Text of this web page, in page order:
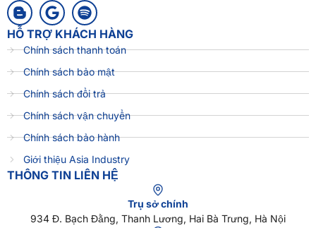
HỖ TRỢ KHÁCH HÀNG
Chính sách thanh toán
Chính sách bảo mật
Chính sách đổi trả
Chính sách vận chuyển
Chính sách bảo hành
Giới thiệu Asia Industry
THÔNG TIN LIÊN HỆ
Trụ sở chính
934 Đ. Bạch Đằng, Thanh Lương, Hai Bà Trưng, Hà Nội